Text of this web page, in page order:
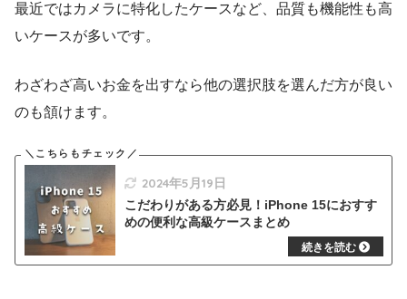
最近ではカメラに特化したケースなど、品質も機能性も高
いケースが多いです。
わざわざ高いお金を出すなら他の選択肢を選んだ方が良い
のも頷けます。
2024年5月19日
こだわりがある方必見！iPhone 15におすす
めの便利な高級ケースまとめ